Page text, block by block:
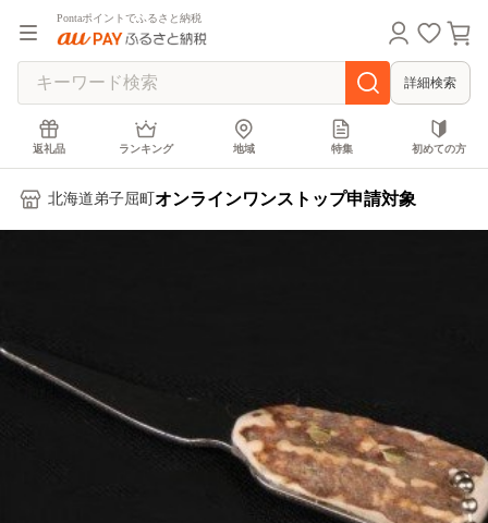
Pontaポイントでふるさと納税
詳細検索
返礼品 ランキング 地域 特集 初めての方
北海道弟子屈町 オンラインワンストップ申請対象